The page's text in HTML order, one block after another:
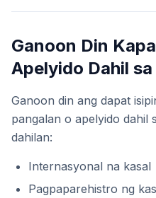
Ganoon Din
Apelyido Dahil
Ganoon din ang dapat
pangalan o apelyido dahil
dahilan:
Internasyonal na kasal
Pagpaparehistro ng